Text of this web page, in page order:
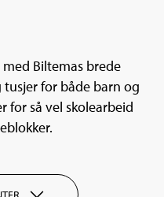
Biltemas brede
for både barn og
for så vel skolearbeid